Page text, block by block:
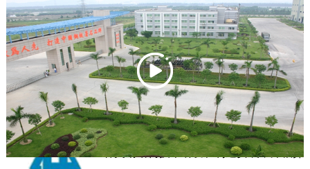
服务，团结协作、敬业负责、服务奉献、求实进取的企业精
神，始终贯彻以追求合作伙伴最大利益为目标，竭诚为合作
伙伴提供最大程度的保障。公司立志打造精良的团队，为合
作伙伴提供优秀、科学、专业的服务，以获得合作者的信任
和支持，打造属于广东名冠集团的建筑行业优质品牌。
广东华宇钢结构工程有限公司，专注
各类钢结构技术研发和制造安装，深根异